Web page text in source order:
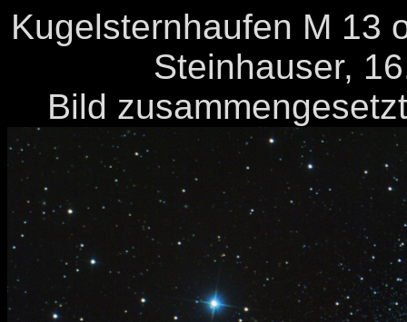
Kugelsternhaufen M 13
Steinhauser,
Bild